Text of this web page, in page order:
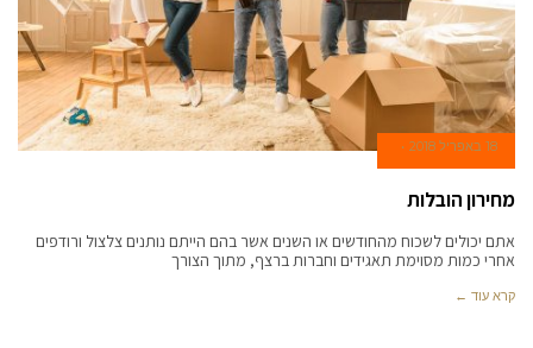
18 באפריל 2018
מחירון הובלות
אתם יכולים לשכוח מהחודשים או השנים אשר בהם הייתם נותנים צלצול ורודפים
אחרי כמות מסוימת תאגידים וחברות ברצף, מתוך הצורך
קרא עוד ←